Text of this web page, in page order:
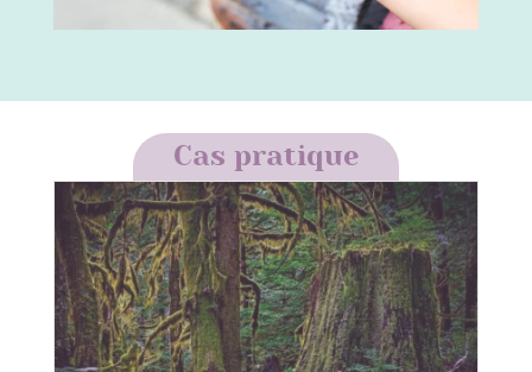
Cas pratique